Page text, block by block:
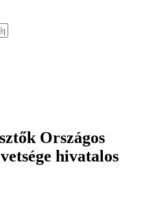
Országos
hivatalos